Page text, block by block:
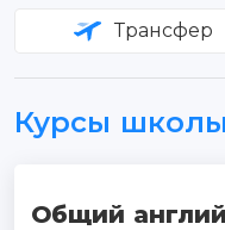
Трансфер
Курсы школы
Общий